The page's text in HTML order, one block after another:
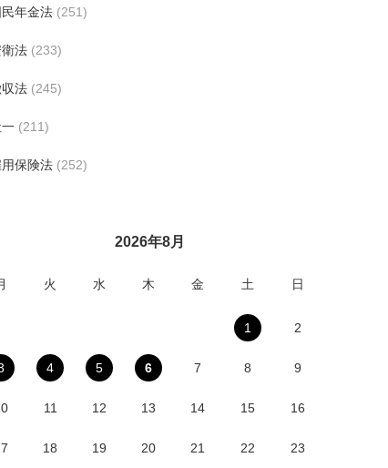
民年金法 (251)
法 (233)
法 (245)
(211)
用保険法 (252)
2026年8月
火 水 木 金 土 日
1 2
4 5 6 7 8 9
11 12 13 14 15 16
18 19 20 21 22 23